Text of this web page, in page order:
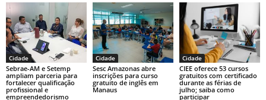
Cidade
Sebrae-AM e Setemp
ampliam parceria para
fortalecer qualificação
profissional e
empreendedorismo
Cidade
Sesc Amazonas abre
inscrições para curso
gratuito de inglês em
Manaus
Cidade
CIEE oferece 53 cursos
gratuitos com certificado
durante as férias de
julho; saiba como
participar